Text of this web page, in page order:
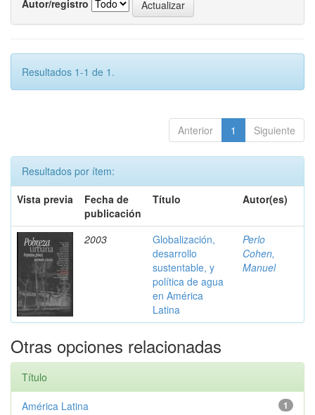
Autor/registro
Resultados 1-1 de 1.
Anterior 1 Siguiente
Resultados por ítem:
Vista previa
Fecha de
publicación
Título Autor(es)
2003
Globalización,
desarrollo
sustentable, y
política de agua
en América
Latina
Perlo
Cohen,
Manuel
Otras opciones relacionadas
Título
1
América Latina